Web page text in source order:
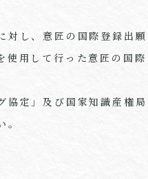
対し、意匠の国際登録出願
使用して行った意匠の国際
定」及び国家知識産権局